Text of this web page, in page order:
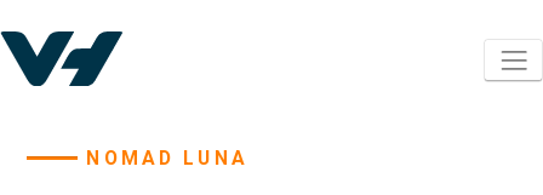
NOMAD LUNA